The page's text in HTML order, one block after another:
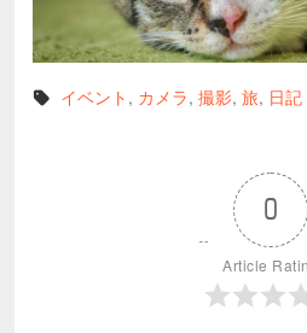
イベント , カメラ, 撮影, 旅, 日記
0
Article